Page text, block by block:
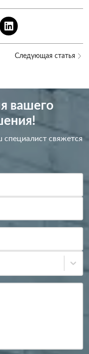
Следующая статья
вашего
специалист свяжется